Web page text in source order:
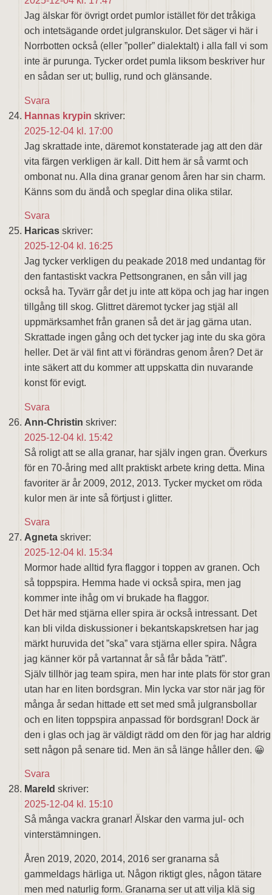
Jag älskar för övrigt ordet pumlor istället för det tråkiga
och intetsägande ordet julgranskulor. Det säger vi här i
Norrbotten också (eller ”poller” dialektalt) i alla fall vi som
inte är purunga. Tycker ordet pumla liksom beskriver hur
en sådan ser ut; bullig, rund och glänsande.
Svara
Hannas krypin skriver:
2025-12-04 kl. 17:00
Jag skrattade inte, däremot konstaterade jag att den där
vita färgen verkligen är kall. Ditt hem är så varmt och
ombonat nu. Alla dina granar genom åren har sin charm.
Känns som du ändå och speglar dina olika stilar.
Svara
Haricas skriver:
2025-12-04 kl. 16:25
Jag tycker verkligen du peakade 2018 med undantag för
den fantastiskt vackra Pettsongranen, en sån vill jag
också ha. Tyvärr går det ju inte att köpa och jag har ingen
tillgång till skog. Glittret däremot tycker jag stjäl all
uppmärksamhet från granen så det är jag gärna utan.
Skrattade ingen gång och det tycker jag inte du ska göra
heller. Det är väl fint att vi förändras genom åren? Det är
inte säkert att du kommer att uppskatta din nuvarande
konst för evigt.
Svara
Ann-Christin skriver:
2025-12-04 kl. 15:42
Så roligt att se alla granar, har själv ingen gran. Överkurs
för en 70-åring med allt praktiskt arbete kring detta. Mina
favoriter är år 2009, 2012, 2013. Tycker mycket om röda
kulor men är inte så förtjust i glitter.
Svara
Agneta skriver:
2025-12-04 kl. 15:34
Mormor hade alltid fyra flaggor i toppen av granen. Och
så toppspira. Hemma hade vi också spira, men jag
kommer inte ihåg om vi brukade ha flaggor.
Det här med stjärna eller spira är också intressant. Det
kan bli vilda diskussioner i bekantskapskretsen har jag
märkt huruvida det ”ska” vara stjärna eller spira. Några
jag känner kör på vartannat år så får båda ”rätt”.
Själv tillhör jag team spira, men har inte plats för stor gran
utan har en liten bordsgran. Min lycka var stor när jag för
många år sedan hittade ett set med små julgransbollar
och en liten toppspira anpassad för bordsgran! Dock är
den i glas och jag är väldigt rädd om den för jag har aldrig
sett någon på senare tid. Men än så länge håller den. 😀
Svara
Mareld skriver:
2025-12-04 kl. 15:10
Så många vackra granar! Älskar den varma jul- och
vinterstämningen.
Åren 2019, 2020, 2014, 2016 ser granarna så
gammeldags härliga ut. Någon riktigt gles, någon tätare
men med naturlig form. Granarna ser ut att vilja klä sig